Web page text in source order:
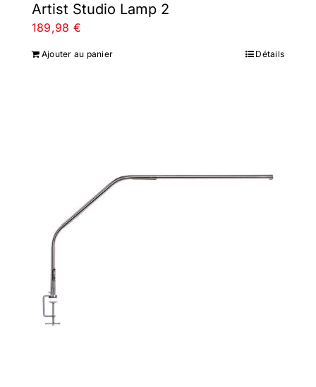
Artist Studio Lamp 2
189,98 €
Ajouter au panier Détails